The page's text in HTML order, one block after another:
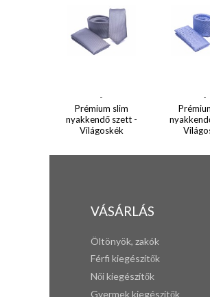
-
Prémium slim
nyakkendő szett -
Világoskék
-
VÁSÁRLÁS
Öltönyök, zakók
Férfi kiegészítők
Női kiegészítők
Gyermek kiegészítők